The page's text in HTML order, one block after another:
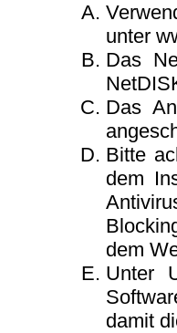
unter
Das
Das
Bitte
dem
dem
Unter
damit